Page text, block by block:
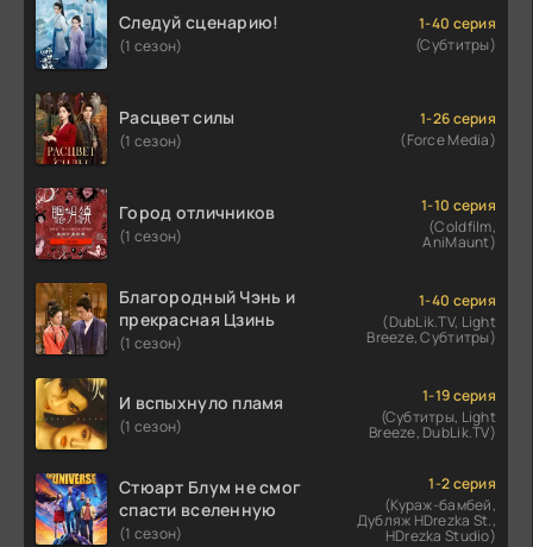
Следуй сценарию!
(1 сезон)
1-40 серия
(Субтитры)
Расцвет силы
(1 сезон)
1-26 серия
(Force Media)
Город отличников
(1 сезон)
1-10 серия
(Coldfilm,
AniMaunt)
Благородный Чэнь и
прекрасная Цзинь
(1 сезон)
1-40 серия
(DubLik.TV, Light
Breeze, Субтитры)
И вспыхнуло пламя
(1 сезон)
1-19 серия
(Субтитры, Light
Breeze, DubLik.TV)
Стюарт Блум не смог
спасти вселенную
(1 сезон)
1-2 серия
(Кураж-бамбей,
Дубляж HDrezka St.,
HDrezka Studio)